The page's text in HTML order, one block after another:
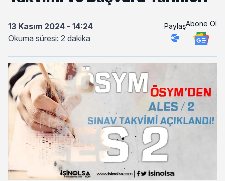
13 Kasım 2024 - 14:24
Okuma süresi: 2 dakika
PaylaşAbone Ol